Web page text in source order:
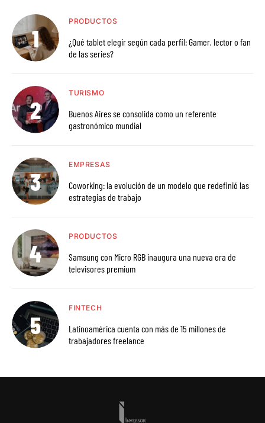
PRODUCTOS
¿Qué tablet elegir según cada perfil: Gamer, lector o fan
de las series?
TURISMO
Buenos Aires se consolida como un referente
gastronómico mundial
EMPRESAS
Coworking: la evolución de un modelo que redefinió las
estrategias de trabajo
PRODUCTOS
Samsung con Micro RGB inaugura una nueva era de
televisores premium
FINTECH
Latinoamérica cuenta con más de 15 millones de
trabajadores freelance